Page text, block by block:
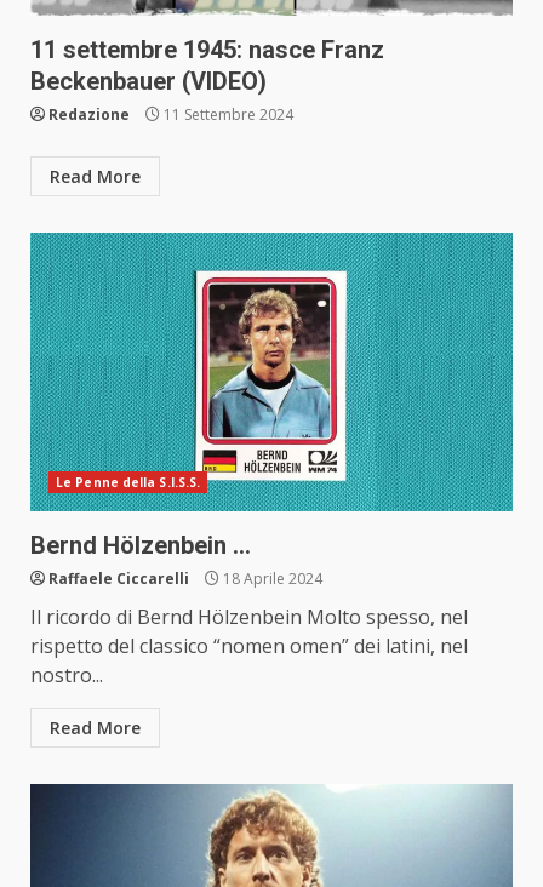
11 settembre 1945: nasce Franz
Beckenbauer (VIDEO)
Redazione 11 Settembre 2024
Read More
Le Penne della S.I.S.S.
Bernd Hölzenbein …
Raffaele Ciccarelli 18 Aprile 2024
Il ricordo di Bernd Hölzenbein Molto spesso, nel
rispetto del classico “nomen omen” dei latini, nel
nostro...
Read More